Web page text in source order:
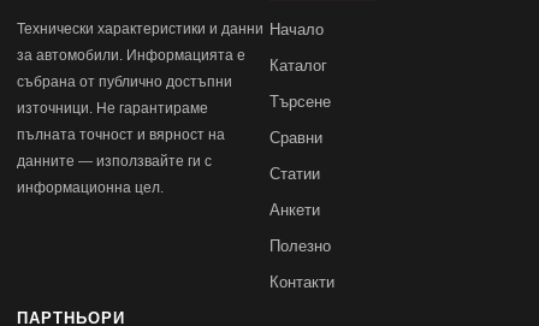
Технически характеристики и данни
за автомобили. Информацията е
събрана от публично достъпни
източници. Не гарантираме
пълната точност и вярност на
данните — използвайте ги с
информационна цел.
Начало
Каталог
Търсене
Сравни
Статии
Анкети
Полезно
Контакти
ПАРТНЬОРИ